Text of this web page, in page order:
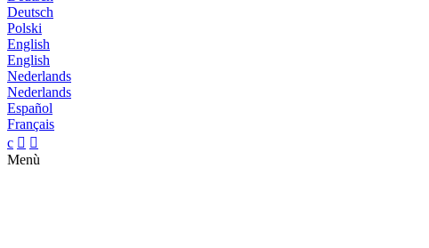
Deutsch
Polski
English
English
Nederlands
Nederlands
Español
Français
c  
Menù